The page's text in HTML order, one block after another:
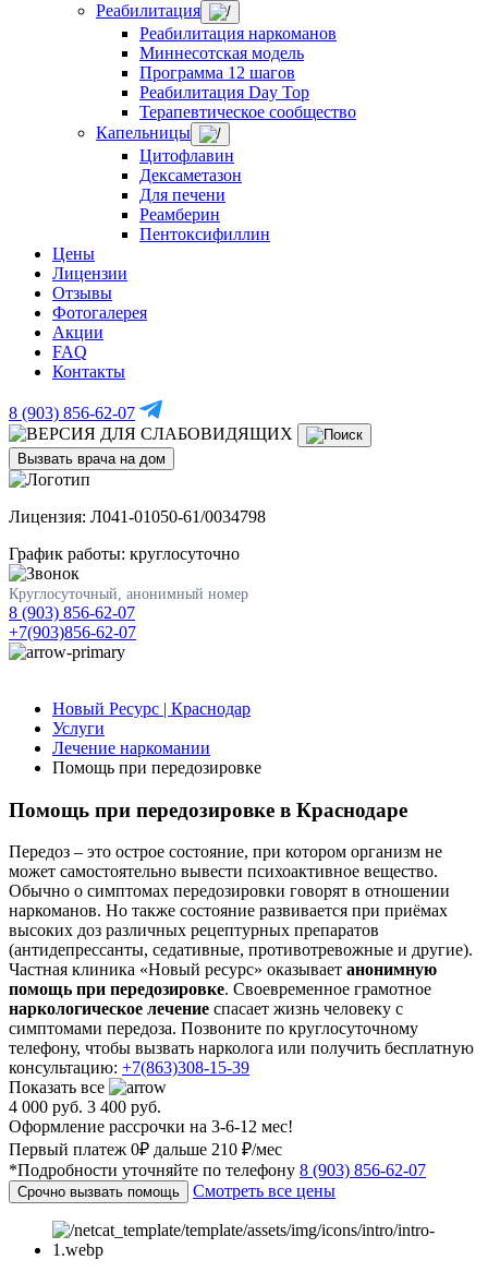
Реабилитация
Реабилитация наркоманов
Миннесотская модель
Программа 12 шагов
Реабилитация Day Top
Терапевтическое сообщество
Капельницы
Цитофлавин
Дексаметазон
Для печени
Реамберин
Пентоксифиллин
Цены
Лицензии
Отзывы
Фотогалерея
Акции
FAQ
Контакты
8 (903) 856-62-07
Вызвать врача на дом
Лицензия: Л041-01050-61/0034798
График работы: круглосуточно
Круглосуточный, анонимный номер
8 (903) 856-62-07
+7(903)856-62-07
Новый Ресурс | Краснодар
Услуги
Лечение наркомании
Помощь при передозировке
Помощь при передозировке в Краснодаре
Передоз – это острое состояние, при котором организм не
может самостоятельно вывести психоактивное вещество.
Обычно о симптомах передозировки говорят в отношении
наркоманов. Но также состояние развивается при приёмах
высоких доз различных рецептурных препаратов
(антидепрессанты, седативные, противотревожные и другие).
Частная клиника «Новый ресурс» оказывает анонимную
помощь при передозировке. Своевременное грамотное
наркологическое лечение спасает жизнь человеку с
симптомами передоза. Позвоните по круглосуточному
телефону, чтобы вызвать нарколога или получить бесплатную
консультацию: +7(863)308-15-39
Показать все
4 000 руб. 3 400 руб.
Оформление рассрочки на 3-6-12 мес!
Первый платеж 0₽ дальше 210 ₽/мес
*Подробности уточняйте по телефону 8 (903) 856-62-07
Срочно вызвать помощь Смотреть все цены